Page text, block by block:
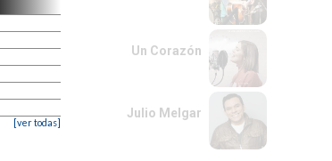
[ver todas]
Un Corazón
Julio Melgar